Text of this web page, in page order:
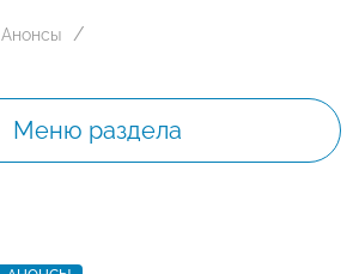
Анонсы
Меню раздела